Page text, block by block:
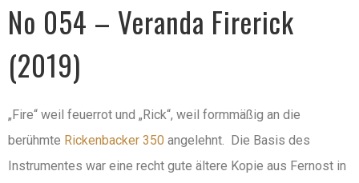
No 054 – Veranda Firerick
(2019)
„Fire“ weil feuerrot und „Rick“, weil formmäßig an die
berühmte Rickenbacker 350 angelehnt. Die Basis des
Instrumentes war eine recht gute ältere Kopie aus Fernost in